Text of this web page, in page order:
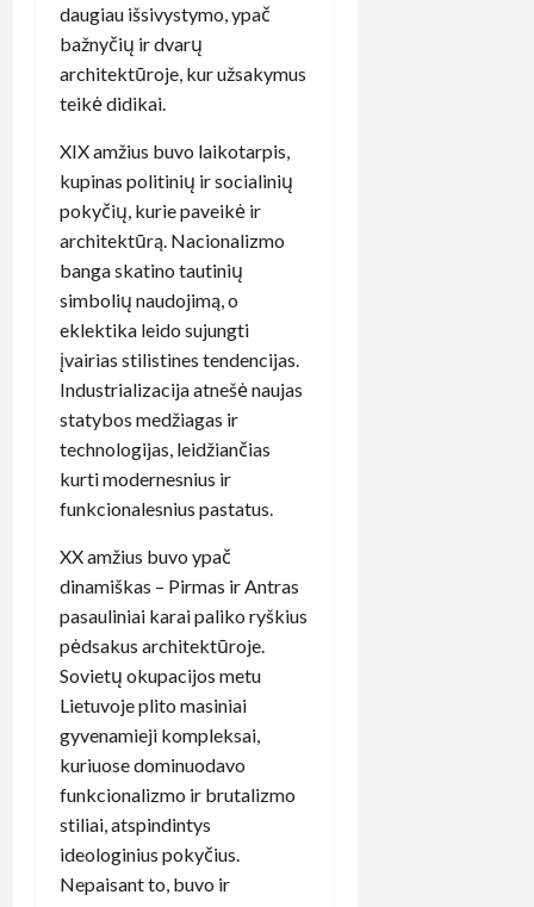
daugiau išsivystymo, ypač
bažnyčių ir dvarų
architektūroje, kur užsakymus
teikė didikai.
XIX amžius buvo laikotarpis,
kupinas politinių ir socialinių
pokyčių, kurie paveikė ir
architektūrą. Nacionalizmo
banga skatino tautinių
simbolių naudojimą, o
eklektika leido sujungti
įvairias stilistines tendencijas.
Industrializacija atnešė naujas
statybos medžiagas ir
technologijas, leidžiančias
kurti modernesnius ir
funkcionalesnius pastatus.
XX amžius buvo ypač
dinamiškas – Pirmas ir Antras
pasauliniai karai paliko ryškius
pėdsakus architektūroje.
Sovietų okupacijos metu
Lietuvoje plito masiniai
gyvenamieji kompleksai,
kuriuose dominuodavo
funkcionalizmo ir brutalizmo
stiliai, atspindintys
ideologinius pokyčius.
Nepaisant to, buvo ir